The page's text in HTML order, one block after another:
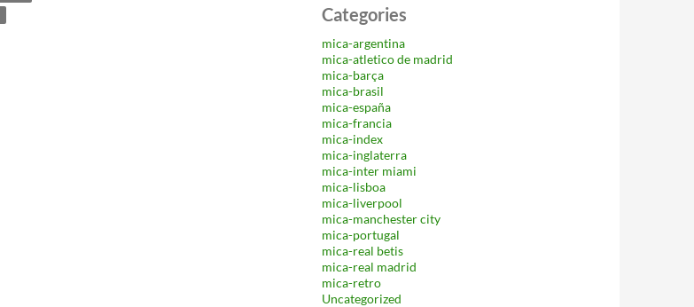
Categories
mica-argentina
mica-atletico de madrid
mica-barça
mica-brasil
mica-españa
mica-francia
mica-index
mica-inglaterra
mica-inter miami
mica-lisboa
mica-liverpool
mica-manchester city
mica-portugal
mica-real betis
mica-real madrid
mica-retro
Uncategorized